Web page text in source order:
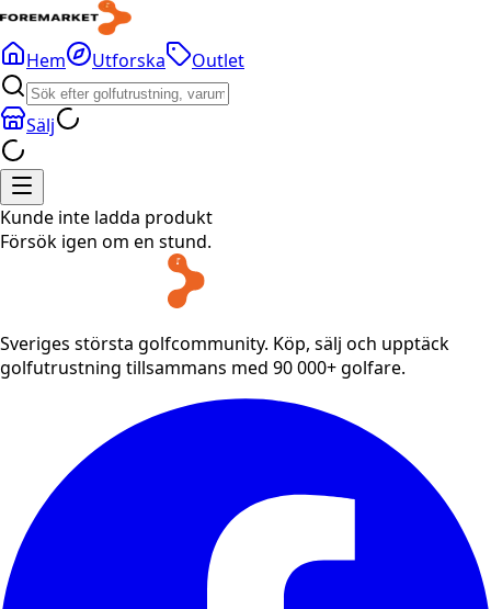
Hem Utforska Outlet
Sälj
Kunde inte ladda produkt
Försök igen om en stund.
Sveriges största golfcommunity. Köp, sälj och upptäck
golfutrustning tillsammans med 90 000+ golfare.